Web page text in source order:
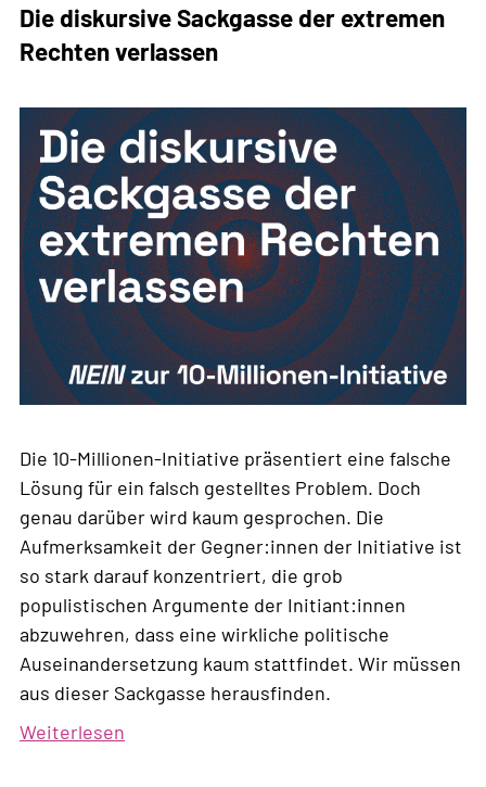
Die diskursive Sackgasse der extremen
Rechten verlassen
Die 10-Millionen-Initiative präsentiert eine falsche
Lösung für ein falsch gestelltes Problem. Doch
genau darüber wird kaum gesprochen. Die
Aufmerksamkeit der Gegner:innen der Initiative ist
so stark darauf konzentriert, die grob
populistischen Argumente der Initiant:innen
abzuwehren, dass eine wirkliche politische
Auseinandersetzung kaum stattfindet. Wir müssen
aus dieser Sackgasse herausfinden.
Weiterlesen